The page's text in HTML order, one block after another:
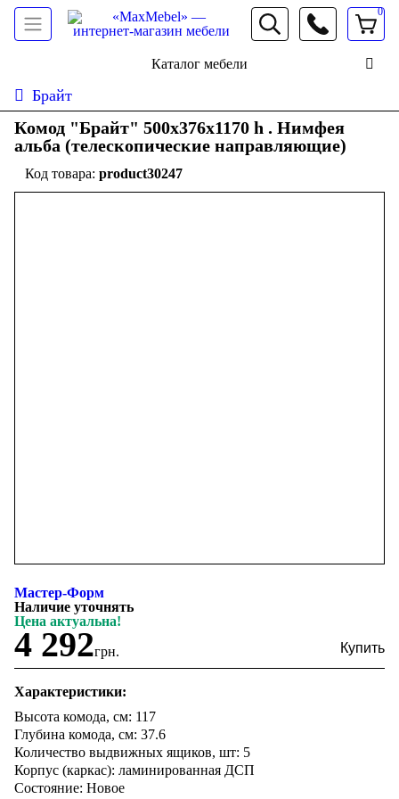
066 472 19 61
0
Каталог мебели
Брайт
Комод "Брайт" 500х376х1170 h . Нимфея
альба (телескопические направляющие)
product30247
Мастер-Форм
Наличие уточнять
Цена актуальна!
4 292грн.
Характеристики:
Высота комода, см: 117
Глубина комода, см: 37.6
Количество выдвижных ящиков, шт: 5
Корпус (каркас): ламинированная ДСП
Состояние: Новое